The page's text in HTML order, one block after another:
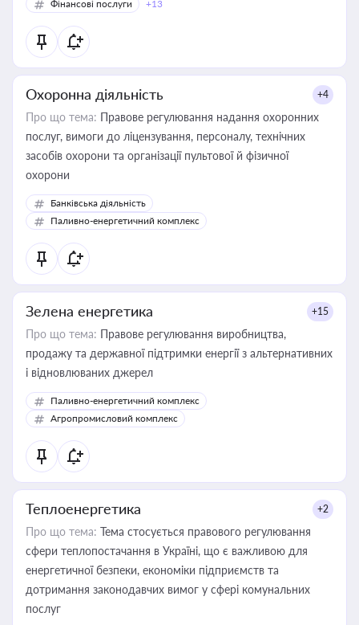
Фінансові послуги +13
Охоронна діяльність +4
Про що тема: Правове регулювання надання охоронних
послуг, вимоги до ліцензування, персоналу, технічних
засобів охорони та організації пультової й фізичної
охорони
Банківська діяльність
Паливно-енергетичний комплекс
Зелена енергетика +15
Про що тема: Правове регулювання виробництва,
продажу та державної підтримки енергії з альтернативних
і відновлюваних джерел
Паливно-енергетичний комплекс
Агропромисловий комплекс
Теплоенергетика +2
Про що тема: Тема стосується правового регулювання
сфери теплопостачання в Україні, що є важливою для
енергетичної безпеки, економіки підприємств та
дотримання законодавчих вимог у сфері комунальних
послуг